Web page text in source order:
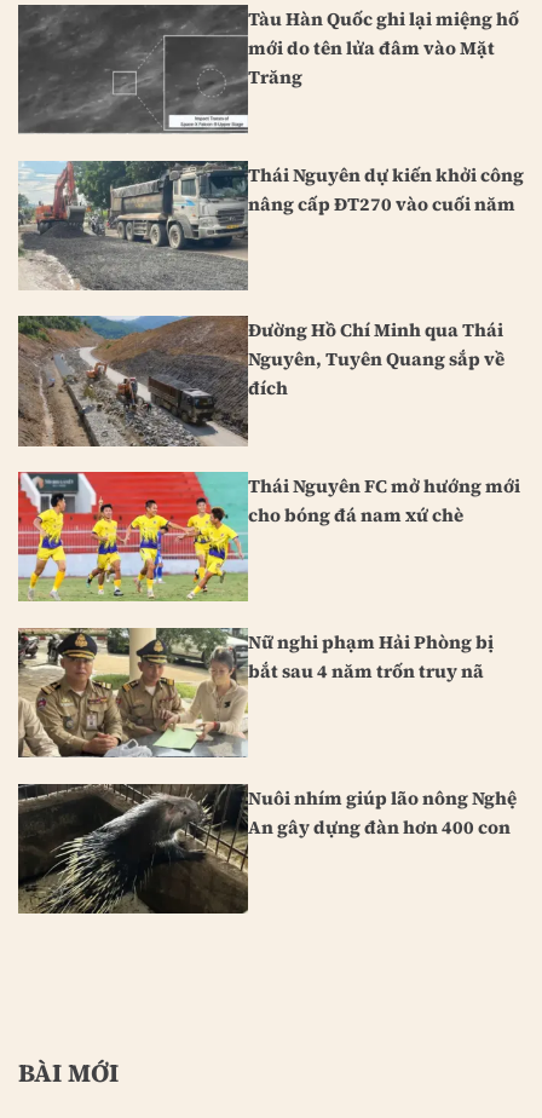
Tàu Hàn Quốc ghi lại miệng hố
mới do tên lửa đâm vào Mặt
Trăng
Thái Nguyên dự kiến khởi công
nâng cấp ĐT270 vào cuối năm
Đường Hồ Chí Minh qua Thái
Nguyên, Tuyên Quang sắp về
đích
Thái Nguyên FC mở hướng mới
cho bóng đá nam xứ chè
Nữ nghi phạm Hải Phòng bị
bắt sau 4 năm trốn truy nã
Nuôi nhím giúp lão nông Nghệ
An gây dựng đàn hơn 400 con
BÀI MỚI